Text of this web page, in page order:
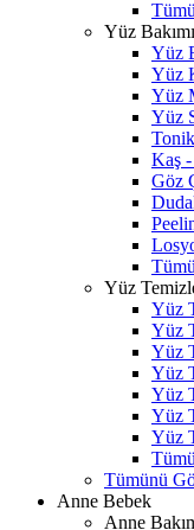
Yüz Bakımı
Yüz
Yüz
Yüz
Yüz
Tonik
Kaş
Göz
Yüz
Yüz
Yüz
Yüz
Yüz
Yüz
Yüz
Yüz
Tümünü
Anne Bebek
Anne